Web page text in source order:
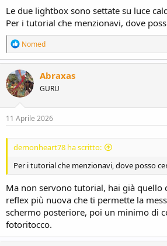
Le due lightbox sono settate su luce
Per i tutorial che menzionavi, dove
R
e
a
c
t
i
o
n
s
Nomed
Abraxas
GURU
11 Aprile 2026
demonheart78 ha scritto:
Per i tutorial che menzionavi, dove posso
Ma non servono tutorial, hai già quello
reflex più nuova che ti permette la
schermo posteriore, poi un minimo di
fotoritocco.